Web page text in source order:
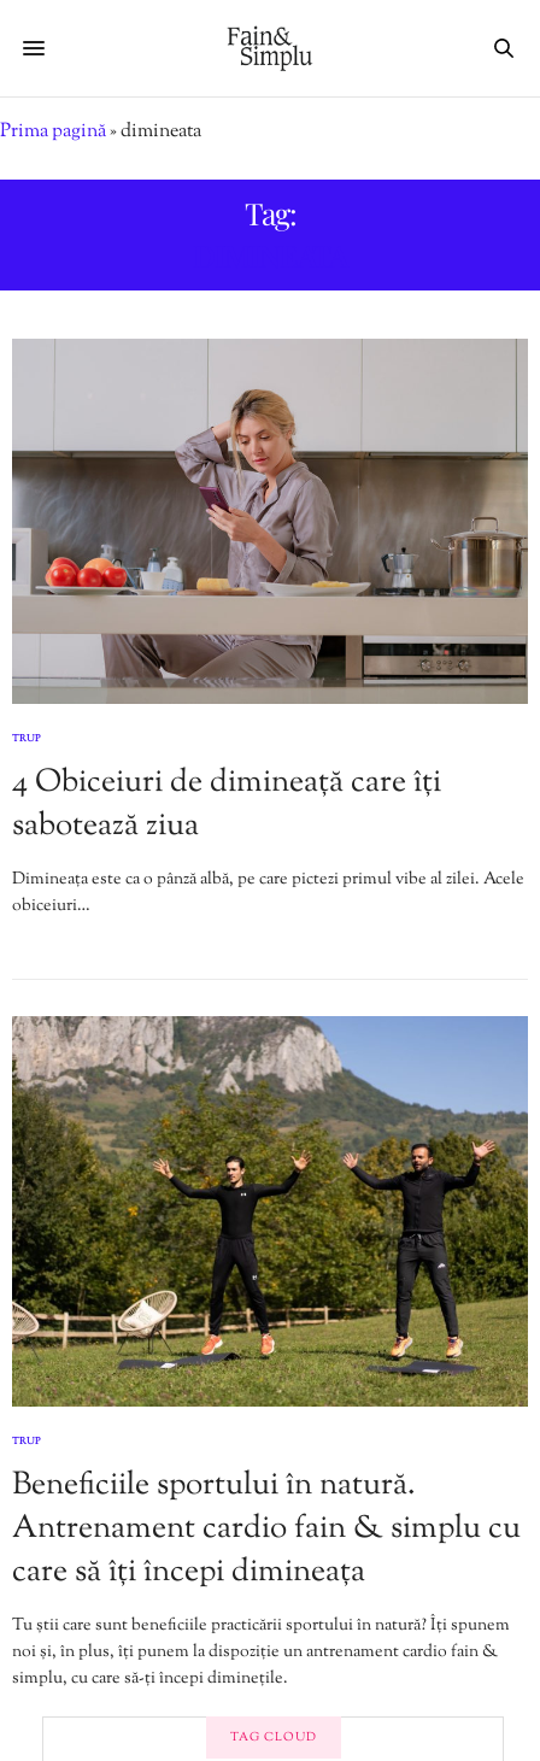
Prima pagină»dimineata
Tag:
TRUP
4 Obiceiuri de dimineață care îți
sabotează ziua
Dimineața este ca o pânză albă, pe care pictezi primul vibe al zilei. Acele
obiceiuri…
TRUP
Beneficiile sportului în natură.
Antrenament cardio fain & simplu cu
care să îți începi dimineața
Tu știi care sunt beneficiile practicării sportului în natură? Îți spunem
noi și, în plus, îți punem la dispoziție un antrenament cardio fain &
simplu, cu care să-ți începi diminețile.
TAG CLOUD